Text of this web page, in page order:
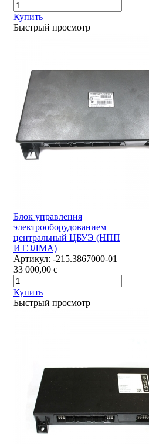
Купить
Быстрый просмотр
Блок управления
электрооборудованием
центральный ЦБУЭ (НПП
ИТЭЛМА)
Артикул: -215.3867000-01
33 000,00 c
Купить
Быстрый просмотр